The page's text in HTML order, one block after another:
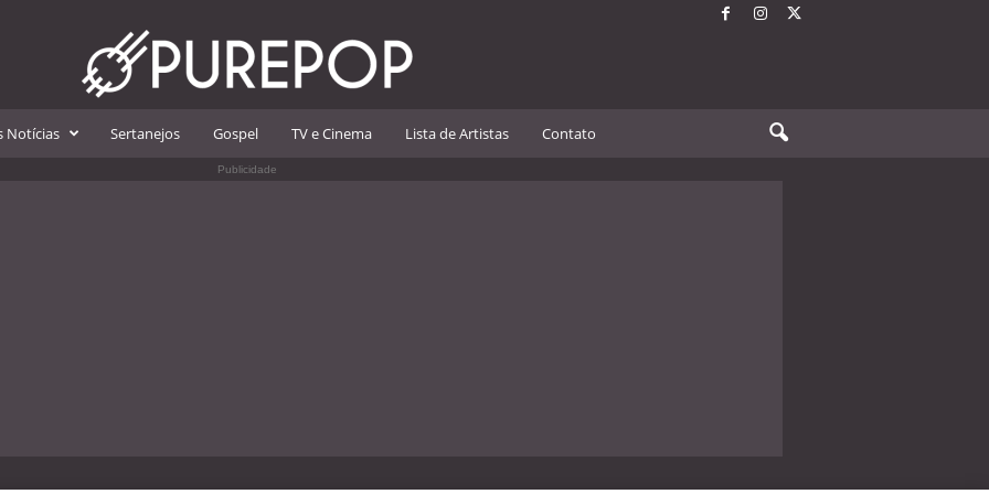
Notícias Sertanejos Gospel TV e Cinema Lista de Artistas Contato
Publicidade